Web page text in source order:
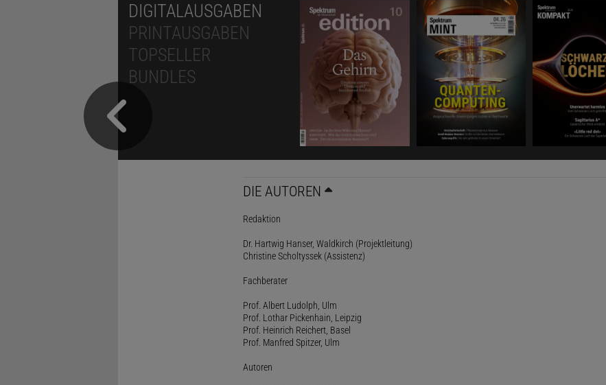
DIGITALAUSGABEN
PRINTAUSGABEN
TOPSELLER
BUNDLES
DIE AUTOREN
Redaktion
Dr. Hartwig Hanser, Waldkirch (Projektleitung)
Christine Scholtyssek (Assistenz)
Fachberater
Prof. Albert Ludolph, Ulm
Prof. Lothar Pickenhain, Leipzig
Prof. Heinrich Reichert, Basel
Prof. Manfred Spitzer, Ulm
Autoren